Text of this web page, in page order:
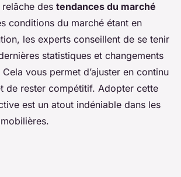
relâche des tendances du marché
conditions du marché étant en
les experts conseillent de se tenir
statistiques et changements
vous permet d’ajuster en continu
de rester compétitif. Adopter cette
est un atout indéniable dans les